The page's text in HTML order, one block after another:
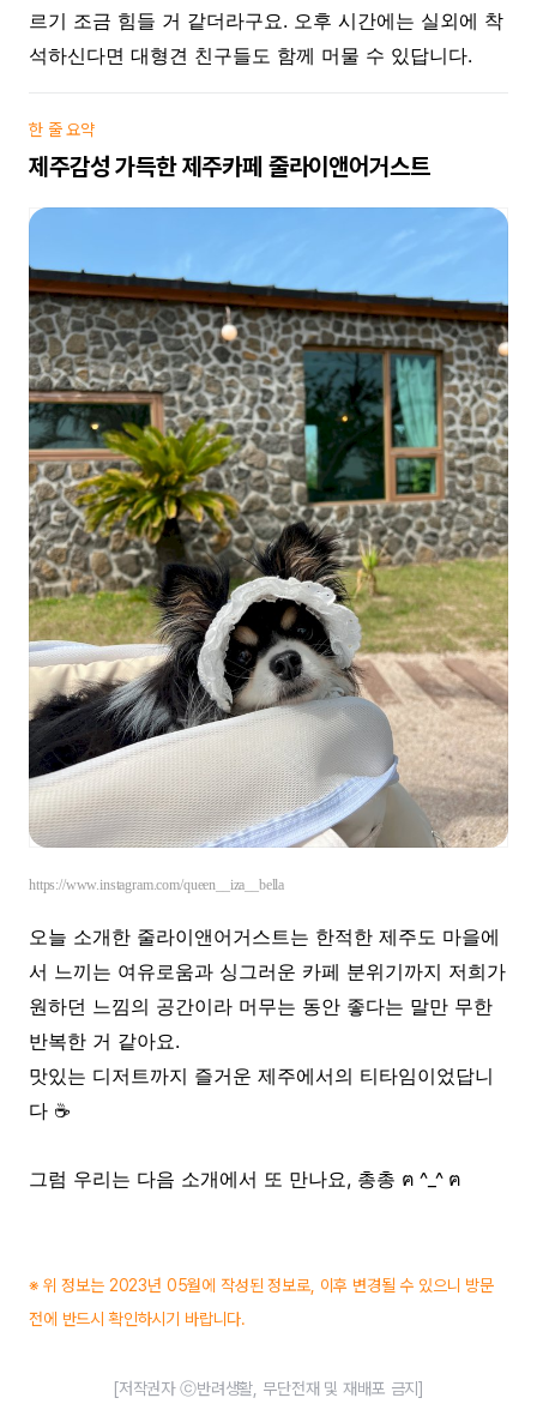
르기 조금 힘들 거 같더라구요. 오후 시간에는 실외에 착
석하신다면 대형견 친구들도 함께 머물 수 있답니다.
한 줄 요약
제주감성 가득한 제주카페 줄라이앤어거스트
https://www.instagram.com/queen__iza__bella
오늘 소개한 줄라이앤어거스트는 한적한 제주도 마을에
서 느끼는 여유로움과 싱그러운 카페 분위기까지 저희가
원하던 느낌의 공간이라 머무는 동안 좋다는 말만 무한
반복한 거 같아요.
맛있는 디저트까지 즐거운 제주에서의 티타임이었답니
다 ☕️
그럼 우리는 다음 소개에서 또 만나요, 총총 ฅ ^_^ ฅ
※ 위 정보는 2023년 05월에 작성된 정보로, 이후 변경될 수 있으니 방문
전에 반드시 확인하시기 바랍니다.
[저작권자 ⓒ반려생활, 무단전재 및 재배포 금지]